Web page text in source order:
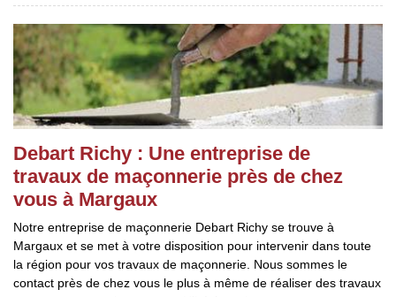
Debart Richy : Une entreprise de
travaux de maçonnerie près de chez
vous à Margaux
Notre entreprise de maçonnerie Debart Richy se trouve à
Margaux et se met à votre disposition pour intervenir dans toute
la région pour vos travaux de maçonnerie. Nous sommes le
contact près de chez vous le plus à même de réaliser des travaux